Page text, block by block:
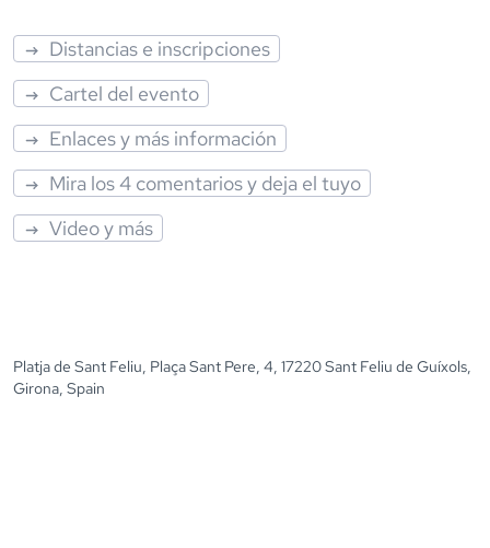
Distancias e inscripciones
Cartel del evento
Enlaces y más información
Mira los 4 comentarios y deja el tuyo
Video y más
Platja de Sant Feliu, Plaça Sant Pere, 4, 17220 Sant Feliu de Guíxols,
Girona, Spain